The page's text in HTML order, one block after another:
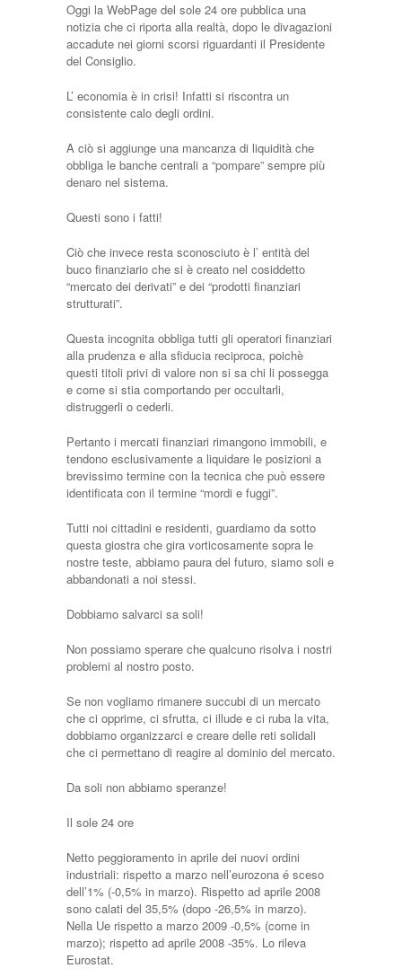
Oggi la WebPage del sole 24 ore pubblica una
notizia che ci riporta alla realtà, dopo le divagazioni
accadute nei giorni scorsi riguardanti il Presidente
del Consiglio.
L’ economia è in crisi! Infatti si riscontra un
consistente calo degli ordini.
A ciò si aggiunge una mancanza di liquidità che
obbliga le banche centrali a “pompare” sempre più
denaro nel sistema.
Questi sono i fatti!
Ciò che invece resta sconosciuto è l’ entità del
buco finanziario che si è creato nel cosiddetto
“mercato dei derivati” e dei “prodotti finanziari
strutturati”.
Questa incognita obbliga tutti gli operatori finanziari
alla prudenza e alla sfiducia reciproca, poichè
questi titoli privi di valore non si sa chi li possegga
e come si stia comportando per occultarli,
distruggerli o cederli.
Pertanto i mercati finanziari rimangono immobili, e
tendono esclusivamente a liquidare le posizioni a
brevissimo termine con la tecnica che può essere
identificata con il termine “mordi e fuggi”.
Tutti noi cittadini e residenti, guardiamo da sotto
questa giostra che gira vorticosamente sopra le
nostre teste, abbiamo paura del futuro, siamo soli e
abbandonati a noi stessi.
Dobbiamo salvarci sa soli!
Non possiamo sperare che qualcuno risolva i nostri
problemi al nostro posto.
Se non vogliamo rimanere succubi di un mercato
che ci opprime, ci sfrutta, ci illude e ci ruba la vita,
dobbiamo organizzarci e creare delle reti solidali
che ci permettano di reagire al dominio del mercato.
Da soli non abbiamo speranze!
Il sole 24 ore
Netto peggioramento in aprile dei nuovi ordini
industriali: rispetto a marzo nell’eurozona é sceso
dell’1% (-0,5% in marzo). Rispetto ad aprile 2008
sono calati del 35,5% (dopo -26,5% in marzo).
Nella Ue rispetto a marzo 2009 -0,5% (come in
marzo); rispetto ad aprile 2008 -35%. Lo rileva
Eurostat.